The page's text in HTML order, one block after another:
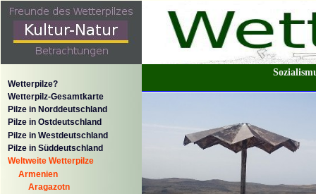
Wetterpilze?
Wetterpilz-Gesamtkarte
Pilze in Norddeutschland
Pilze in Ostdeutschland
Pilze in Westdeutschland
Pilze in Süddeutschland
Weltweite Wetterpilze
Armenien
Aragazotn